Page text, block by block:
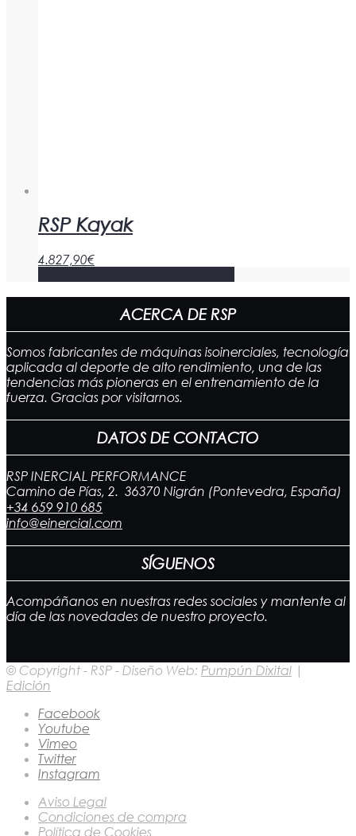
RSP Kayak
4.827,90€
ACERCA DE RSP
Somos fabricantes de máquinas isoinerciales, tecnología
aplicada al deporte de alto rendimiento, una de las
tendencias más pioneras en el entrenamiento de la
fuerza. Gracias por visitarnos.
DATOS DE CONTACTO
RSP INERCIAL PERFORMANCE
Camino de Pías, 2. 36370 Nigrán (Pontevedra, España)
+34 659 910 685
info@einercial.com
SÍGUENOS
Acompáñanos en nuestras redes sociales y mantente al
día de las novedades de nuestro proyecto.
© Copyright - RSP - Diseño Web: Pumpún Dixital |
Edición
Facebook
Youtube
Vimeo
Twitter
Instagram
Aviso Legal
Condiciones de compra
Política de Cookies